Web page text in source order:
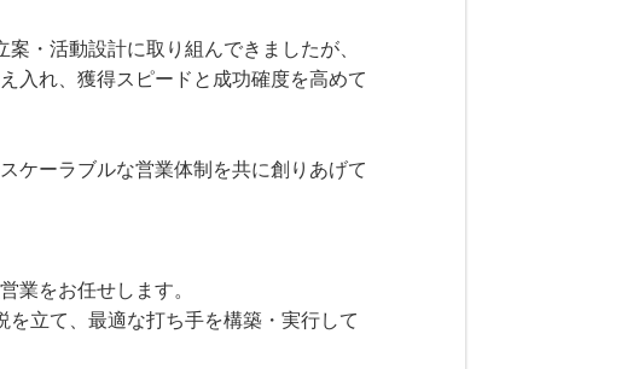
・活動設計に取り組んできましたが、
入れ、獲得スピードと成功確度を高めて
ケーラブルな営業体制を共に創りあげて
業をお任せします。
立て、最適な打ち手を構築・実行して